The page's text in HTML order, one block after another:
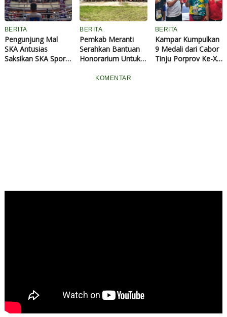
SMAN 6 Pekanbaru
BERITA
Pengunjung Mal
SKA Antusias
Saksikan SKA Sport
BERITA
Pemkab Meranti
Serahkan Bantuan
Honorarium Untuk
BERITA
Kampar Kumpulkan
9 Medali dari Cabor
Tinju Porprov Ke-X
KOMENTAR